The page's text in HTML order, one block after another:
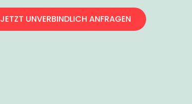
JETZT UNVERBINDLICH ANFRAGEN